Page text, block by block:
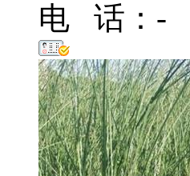
电 话：-